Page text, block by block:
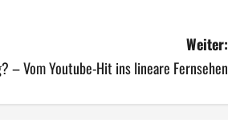
Weiter:
– Vom Youtube-Hit ins lineare Fernsehen